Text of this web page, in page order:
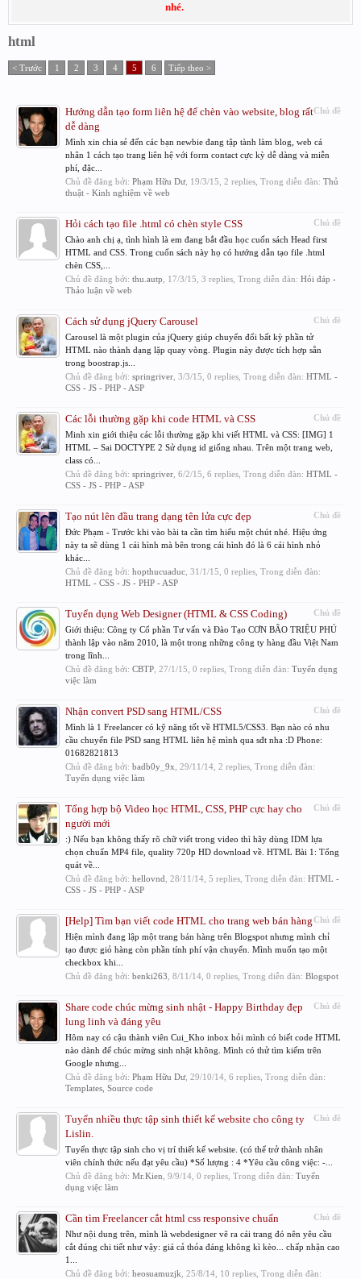
nhé.
html
< Trước 1 2 3 4 5 6 Tiếp theo >
Chủ đề
Hướng dẫn tạo form liên hệ để chèn vào website, blog rất
dễ dàng
Mình xin chia sẻ đến các bạn newbie đang tập tành làm blog, web cá
nhân 1 cách tạo trang liên hệ với form contact cực kỳ dễ dàng và miễn
phí, đặc...
Chủ đề đăng bởi: Phạm Hữu Dư 19/3/15 , 2 replies, Trong diễn đàn: Thủ
thuật - Kinh nghiệm về web
Chủ đề
Hỏi cách tạo file .html có chèn style CSS
Chào anh chị ạ, tình hình là em đang bắt đầu học cuốn sách Head first
HTML and CSS. Trong cuốn sách này họ có hướng dẫn tạo file .html
chèn CSS,...
Chủ đề đăng bởi: thu.autp 17/3/15 , 3 replies, Trong diễn đàn: Hỏi đáp -
Thảo luận về web
Chủ đề
Cách sử dụng jQuery Carousel
Carousel là một plugin của jQuery giúp chuyển đổi bất kỳ phần tử
HTML nào thành dạng lặp quay vòng. Plugin này được tích hợp sẵn
trong boostrap.js...
Chủ đề đăng bởi: springriver 3/3/15 , 0 replies, Trong diễn đàn: HTML -
CSS - JS - PHP - ASP
Chủ đề
Các lỗi thường gặp khi code HTML và CSS
Minh xin giới thiệu các lỗi thường gặp khi viết HTML và CSS: [IMG] 1
HTML – Sai DOCTYPE 2 Sử dụng id giống nhau. Trên một trang web,
class có...
Chủ đề đăng bởi: springriver 6/2/15 , 6 replies, Trong diễn đàn: HTML -
CSS - JS - PHP - ASP
Chủ đề
Tạo nút lên đầu trang dạng tên lửa cực đẹp
Đức Phạm - Trước khi vào bài ta cần tìm hiểu một chút nhé. Hiệu ứng
này ta sẽ dùng 1 cái hình mà bên trong cái hình đó là 6 cái hình nhỏ
khác...
Chủ đề đăng bởi: hopthucuaduc 31/1/15 , 0 replies, Trong diễn đàn:
HTML - CSS - JS - PHP - ASP
Chủ đề
Tuyển dụng Web Designer (HTML & CSS Coding)
Giới thiệu: Công ty Cổ phần Tư vấn và Đào Tạo CƠN BÃO TRIỆU PHÚ
thành lập vào năm 2010, là một trong những công ty hàng đầu Việt Nam
trong lĩnh...
Chủ đề đăng bởi: CBTP 27/1/15 , 0 replies, Trong diễn đàn: Tuyển dụng
việc làm
Chủ đề
Nhận convert PSD sang HTML/CSS
Mình là 1 Freelancer có kỹ năng tốt về HTML5/CSS3. Bạn nào có nhu
cầu chuyển file PSD sang HTML liên hệ mình qua sđt nha :D Phone:
01682821813
Chủ đề đăng bởi: badb0y_9x 29/11/14 , 2 replies, Trong diễn đàn:
Tuyển dụng việc làm
Chủ đề
Tổng hợp bộ Video học HTML, CSS, PHP cực hay cho
người mới
:) Nếu bạn không thấy rõ chữ viết trong video thì hãy dùng IDM lựa
chọn chuẩn MP4 file, quality 720p HD download về. HTML Bài 1: Tổng
quát về...
Chủ đề đăng bởi: hellovnd 28/11/14 , 5 replies, Trong diễn đàn: HTML -
CSS - JS - PHP - ASP
Chủ đề
[Help] Tìm bạn viết code HTML cho trang web bán hàng
Hiện mình đang lập một trang bán hàng trên Blogspot nhưng mình chỉ
tạo được giỏ hàng còn phần tính phí vận chuyển. Mình muốn tạo một
checkbox khi...
Chủ đề đăng bởi: benki263 8/11/14 , 0 replies, Trong diễn đàn: Blogspot
Chủ đề
Share code chúc mừng sinh nhật - Happy Birthday đẹp
lung linh và đáng yêu
Hôm nay có cậu thành viên Cui_Kho inbox hỏi mình có biết code HTML
nào dành để chúc mừng sinh nhật không. Mình có thử tìm kiếm trên
Google nhưng...
Chủ đề đăng bởi: Phạm Hữu Dư 29/10/14 , 6 replies, Trong diễn đàn:
Templates, Source code
Chủ đề
Tuyển nhiều thực tập sinh thiết kế website cho công ty
Lislin.
Tuyển thực tập sinh cho vị trí thiết kế website. (có thể trở thành nhân
viên chính thức nếu đạt yêu cầu) *Số lượng : 4 *Yêu cầu công việc: -...
Chủ đề đăng bởi: Mr.Kien 9/9/14 , 0 replies, Trong diễn đàn: Tuyển
dụng việc làm
Chủ đề
Cần tìm Freelancer cắt html css responsive chuẩn
Như nội dung trên, mình là webdesigner vẽ ra cái trang đó nên yêu cầu
cắt đúng chi tiết như vậy: giá cả thỏa đáng không kì kèo... chấp nhận cao
1...
Chủ đề đăng bởi: heosuamuzjk 25/8/14 , 10 replies, Trong diễn đàn: